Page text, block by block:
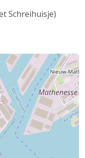
Schreihuisje)